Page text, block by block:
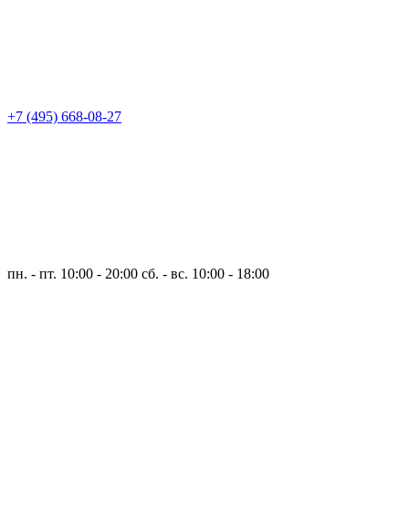
+7 (495) 668-08-27
пн. - пт. 10:00 - 20:00 сб. - вс. 10:00 - 18:00